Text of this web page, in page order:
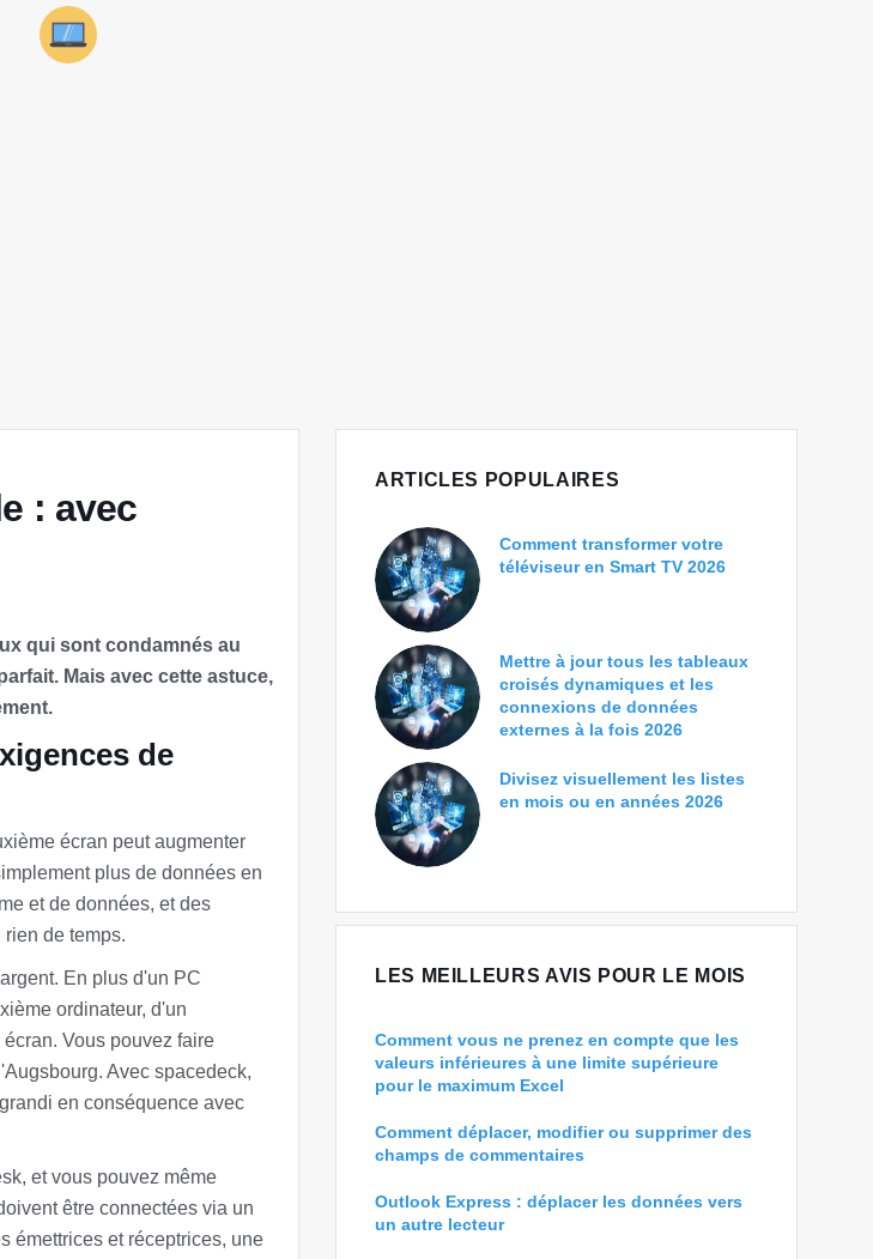
: avec
qui sont condamnés au
Mais avec cette astuce,
de
écran peut augmenter
plus de données en
et de données, et des
de temps.
En plus d'un PC
ordinateur, d'un
Vous pouvez faire
Avec spacedeck,
en conséquence avec
et vous pouvez même
être connectées via un
émettrices et réceptrices, une
ARTICLES POPULAIRES
Comment transformer votre
téléviseur en Smart TV 2026
Mettre à jour tous les tableaux
croisés dynamiques et les
connexions de données
externes à la fois 2026
Divisez visuellement les listes
en mois ou en années 2026
LES MEILLEURS AVIS POUR LE MOIS
Comment vous ne prenez en compte que les
valeurs inférieures à une limite supérieure
pour le maximum Excel
Comment déplacer, modifier ou supprimer des
champs de commentaires
Outlook Express : déplacer les données vers
un autre lecteur